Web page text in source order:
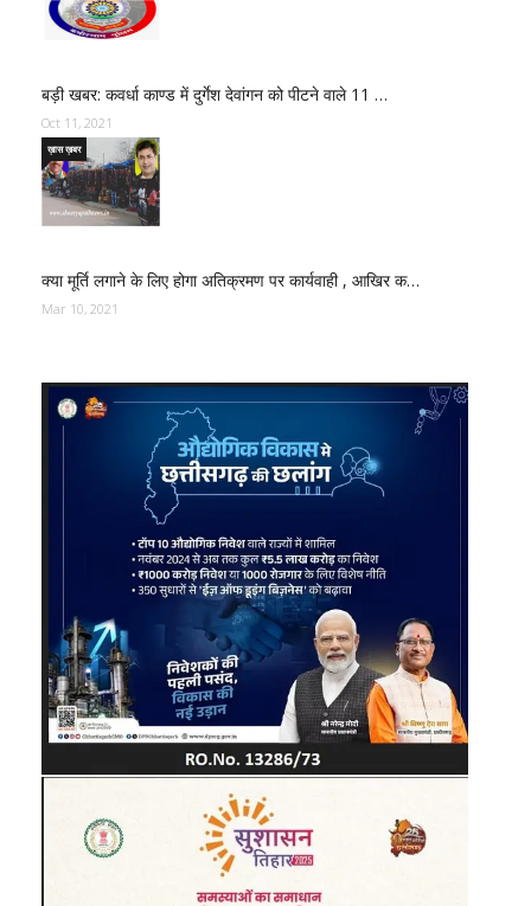
बड़ी खबर: कवर्धा काण्ड में दुर्गेश देवांगन को पीटने वाले 11 …
Oct 11, 2021
क्या मूर्ति लगाने के लिए होगा अतिक्रमण पर कार्यवाही , आखिर क…
ख़ास ख़बर
Mar 10, 2021